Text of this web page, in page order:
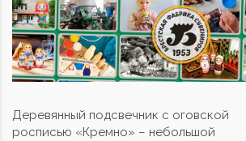
Деревянный подсвечник с оговской
росписью «Кремно» – небольшой